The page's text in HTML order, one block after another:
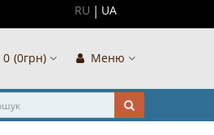
RU UA
(0грн)
0 Меню